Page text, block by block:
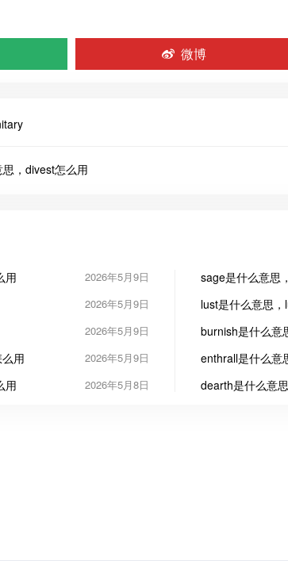
微博
，divest怎么用
用 2026年5月9日
2026年5月9日
2026年5月9日
用 2026年5月9日
用 2026年5月8日
sage是什么意思
lust是什么意思
burnish是什么意
enthrall是什么意
dearth是什么意